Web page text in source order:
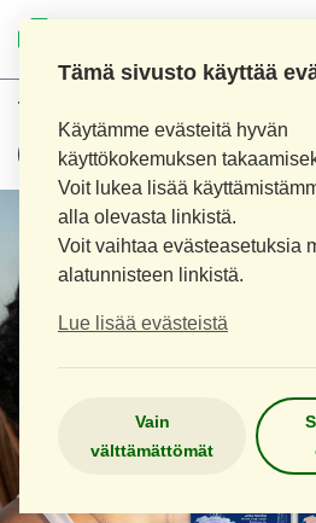
Tämä sivusto käyttää
Käytämme evästeitä hyvän
käyttökokemuksen
Voit lukea lisää
alla olevasta linkistä.
Voit vaihtaa evästeasetuksia
alatunnisteen linkistä.
Lue lisää evästeistä
Vain
välttämättömät
Tuotehaku: